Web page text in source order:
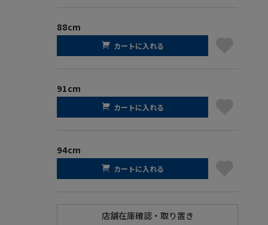
88cm
カートに入れる
91cm
カートに入れる
94cm
カートに入れる